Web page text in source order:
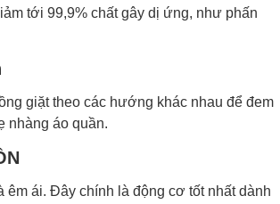
tới 99,9% chất gây dị ứng, như phấn
giặt theo các hướng khác nhau để đem
nhàng áo quần.
ái. Đây chính là động cơ tốt nhất dành